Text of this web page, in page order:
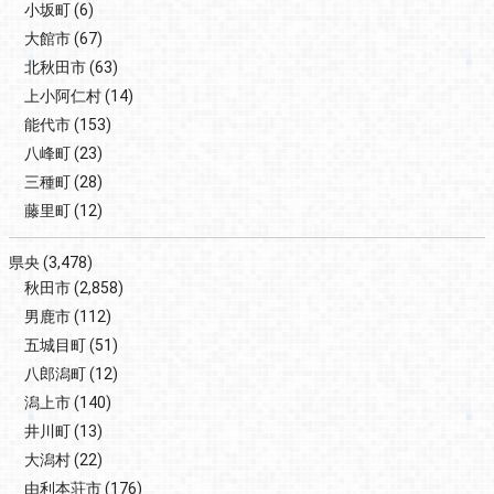
小坂町(6)
大館市(67)
北秋田市(63)
上小阿仁村(14)
能代市(153)
八峰町(23)
三種町(28)
藤里町(12)
県央 (3,478)
秋田市(2,858)
男鹿市(112)
五城目町(51)
八郎潟町(12)
潟上市(140)
井川町(13)
大潟村(22)
由利本荘市(176)